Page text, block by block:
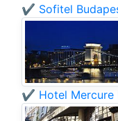
✔️ Sofitel
✔️ Hotel Mercure